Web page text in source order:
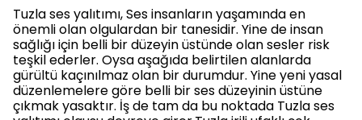
Tuzla ses yalıtımı, Ses insanların yaşamında en
önemli olan olgulardan bir tanesidir. Yine de insan
sağlığı için belli bir düzeyin üstünde olan sesler risk
teşkil ederler. Oysa aşağıda belirtilen alanlarda
gürültü kaçınılmaz olan bir durumdur. Yine yeni yasal
düzenlemelere göre belli bir ses düzeyinin üstüne
çıkmak yasaktır. İş de tam da bu noktada Tuzla ses